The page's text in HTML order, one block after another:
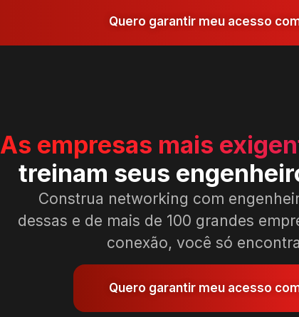
Quero garantir meu acesso
As empresas mais
treinam seus
Construa networking com
dessas e de mais de 100 grandes
conexão, você só
Quero garantir meu acesso